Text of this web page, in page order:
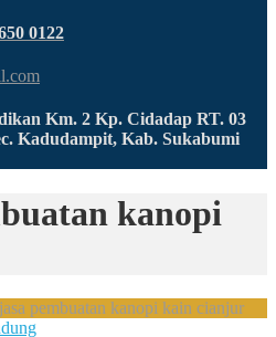
0122
Km. 2 Kp. Cidadap RT. 03
Kadudampit, Kab. Sukabumi
kanopi
jasa pembuatan kanopi kain cianjur